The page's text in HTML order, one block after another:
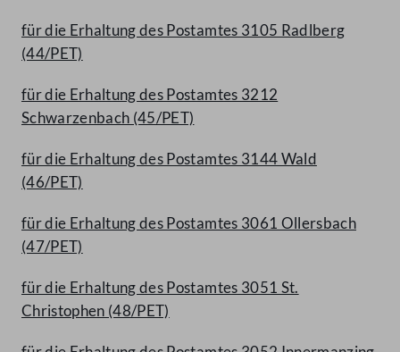
für die Erhaltung des Postamtes 3105 Radlberg
(44/PET)
für die Erhaltung des Postamtes 3212
Schwarzenbach (45/PET)
für die Erhaltung des Postamtes 3144 Wald
(46/PET)
für die Erhaltung des Postamtes 3061 Ollersbach
(47/PET)
für die Erhaltung des Postamtes 3051 St.
Christophen (48/PET)